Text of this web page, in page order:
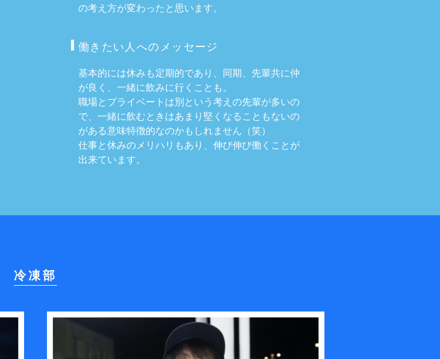
の考え方が変わったと思います。
働きたい人へのメッセージ
基本的には休みも定期的であり、同期、先輩共に仲
が良く、一緒に飲みに行くことも。
職場とプライベートは別という考えの先輩が多いの
で、一緒に飲むときはあまり堅くなることもないの
がある意味特徴的なのかもしれません（笑）
仕事と休みのメリハリもあり、伸び伸び働くことが
出来ています。
冷凍部